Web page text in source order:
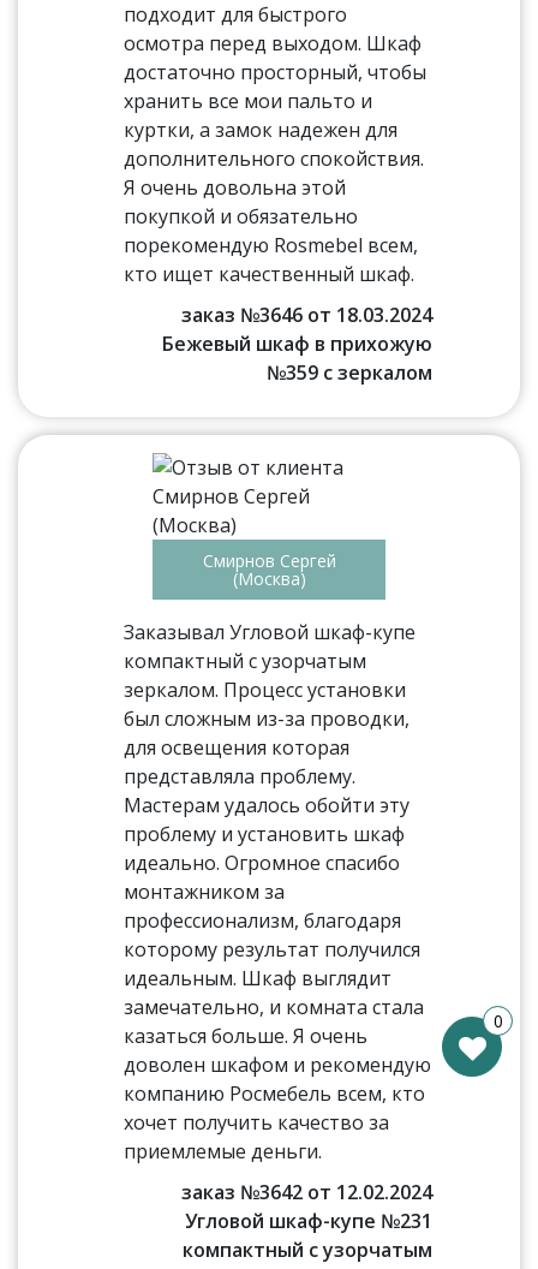
подходит для быстрого
осмотра перед выходом. Шкаф
достаточно просторный, чтобы
хранить все мои пальто и
куртки, а замок надежен для
дополнительного спокойствия.
Я очень довольна этой
покупкой и обязательно
порекомендую Rosmebel всем,
кто ищет качественный шкаф.
заказ №3646 от 18.03.2024
Бежевый шкаф в прихожую
№359 с зеркалом
Смирнов Сергей
(Москва)
Заказывал Угловой шкаф-купе
компактный с узорчатым
зеркалом. Процесс установки
был сложным из-за проводки,
для освещения которая
представляла проблему.
Мастерам удалось обойти эту
проблему и установить шкаф
идеально. Огромное спасибо
монтажником за
профессионализм, благодаря
которому результат получился
идеальным. Шкаф выглядит
замечательно, и комната стала
казаться больше. Я очень
доволен шкафом и рекомендую
компанию Росмебель всем, кто
хочет получить качество за
приемлемые деньги.
заказ №3642 от 12.02.2024
Угловой шкаф-купе №231
компактный с узорчатым
0